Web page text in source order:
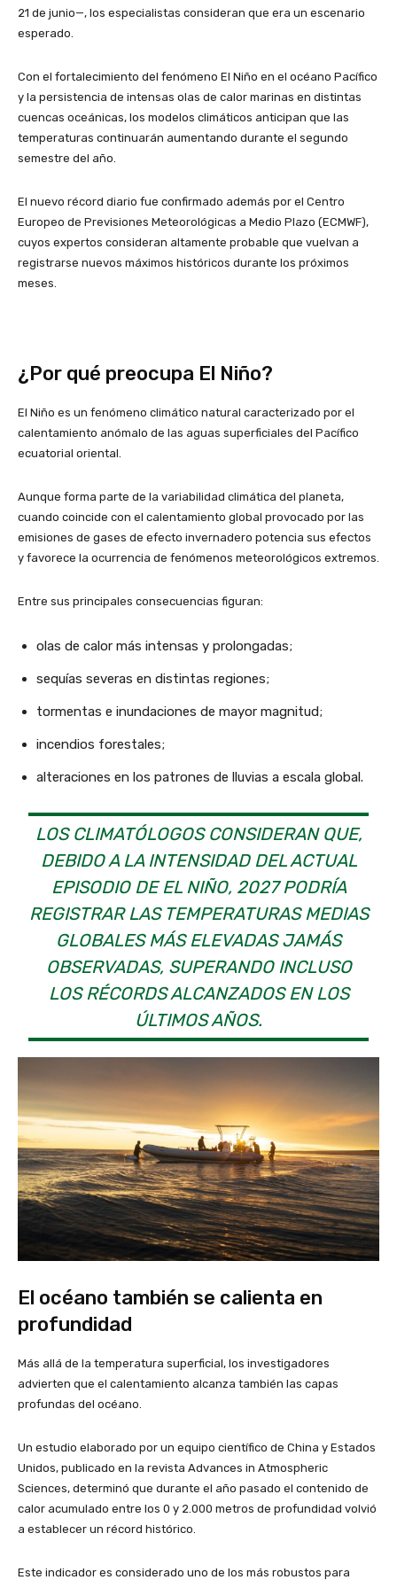
21 de junio—, los especialistas consideran que era un escenario
esperado.
Con el fortalecimiento del fenómeno El Niño en el océano Pacífico
y la persistencia de intensas olas de calor marinas en distintas
cuencas oceánicas, los modelos climáticos anticipan que las
temperaturas continuarán aumentando durante el segundo
semestre del año.
El nuevo récord diario fue confirmado además por el Centro
Europeo de Previsiones Meteorológicas a Medio Plazo (ECMWF),
cuyos expertos consideran altamente probable que vuelvan a
registrarse nuevos máximos históricos durante los próximos
meses.
¿Por qué preocupa El Niño?
El Niño es un fenómeno climático natural caracterizado por el
calentamiento anómalo de las aguas superficiales del Pacífico
ecuatorial oriental.
Aunque forma parte de la variabilidad climática del planeta,
cuando coincide con el calentamiento global provocado por las
emisiones de gases de efecto invernadero potencia sus efectos
y favorece la ocurrencia de fenómenos meteorológicos extremos.
Entre sus principales consecuencias figuran:
olas de calor más intensas y prolongadas;
sequías severas en distintas regiones;
tormentas e inundaciones de mayor magnitud;
incendios forestales;
alteraciones en los patrones de lluvias a escala global.
LOS CLIMATÓLOGOS CONSIDERAN QUE,
DEBIDO A LA INTENSIDAD DEL ACTUAL
EPISODIO DE EL NIÑO, 2027 PODRÍA
REGISTRAR LAS TEMPERATURAS MEDIAS
GLOBALES MÁS ELEVADAS JAMÁS
OBSERVADAS, SUPERANDO INCLUSO
LOS RÉCORDS ALCANZADOS EN LOS
ÚLTIMOS AÑOS.
El océano también se calienta en
profundidad
Más allá de la temperatura superficial, los investigadores
advierten que el calentamiento alcanza también las capas
profundas del océano.
Un estudio elaborado por un equipo científico de China y Estados
Unidos, publicado en la revista Advances in Atmospheric
Sciences, determinó que durante el año pasado el contenido de
calor acumulado entre los 0 y 2.000 metros de profundidad volvió
a establecer un récord histórico.
Este indicador es considerado uno de los más robustos para